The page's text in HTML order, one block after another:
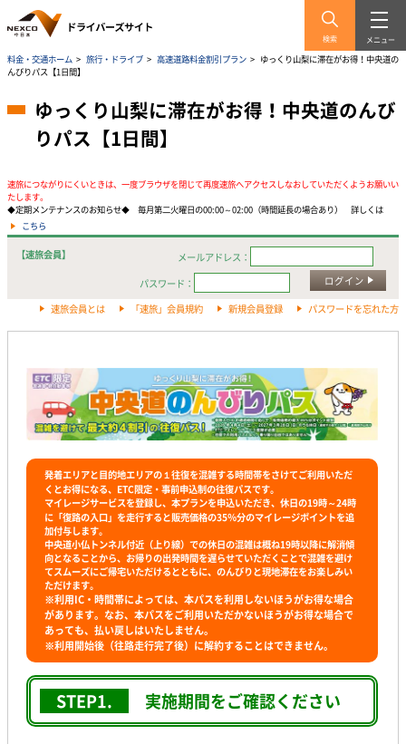
検索 メニュー
料金・交通ホーム > 旅行・ドライブ > 高速道路料金割引プラン > ゆっくり山梨に滞在がお得！中央道の
んびりパス【1日間】
ゆっくり山梨に滞在がお得！中央道のんび
りパス【1日間】
速旅につながりにくいときは、一度ブラウザを閉じて再度速旅へアクセスしなおしていただくようお願いい
たします。
◆定期メンテナンスのお知らせ◆ 毎月第二火曜日の00:00～02:00（時間延長の場合あり） 詳しくは
こちら
【速旅会員】
メールアドレス：
パスワード：
ログイン
速旅会員とは 「速旅」会員規約 新規会員登録 パスワードを忘れた方
発着エリアと目的地エリアの１往復を混雑する時間帯をさけてご利用いただ
くとお得になる、ETC限定・事前申込制の往復パスです。
マイレージサービスを登録し、本プランを申込いただき、休日の19時～24時
に「復路の入口」を走行すると販売価格の35％分のマイレージポイントを追
加付与します。
中央道小仏トンネル付近（上り線）での休日の混雑は概ね19時以降に解消傾
向となることから、お帰りの出発時間を遅らせていただくことで混雑を避け
てスムーズにご帰宅いただけるとともに、のんびりと現地滞在をお楽しみい
ただけます。
※利用IC・時間帯によっては、本パスを利用しないほうがお得な場合
があります。なお、本パスをご利用いただかないほうがお得な場合で
あっても、払い戻しはいたしません。
※利用開始後（往路走行完了後）に解約することはできません。
STEP1. 実施期間をご確認ください